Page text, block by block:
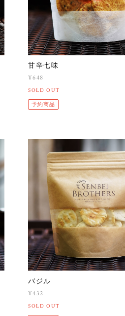
甘辛七味
¥648
SOLD OUT
予約商品
バジル
¥432
SOLD OUT